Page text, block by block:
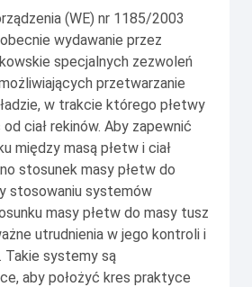
(WE) nr 1185/2003
wydawanie przez
specjalnych zezwoleń
przetwarzanie
w trakcie którego płetwy
ciał rekinów. Aby zapewnić
między masą płetw i ciał
stosunek masy płetw do
stosowaniu systemów
masy płetw do masy tusz
utrudnienia w jego kontroli i
Takie systemy są
aby położyć kres praktyce